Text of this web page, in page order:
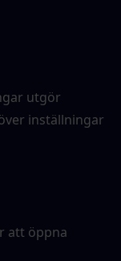
utgör
inställningar
att öppna